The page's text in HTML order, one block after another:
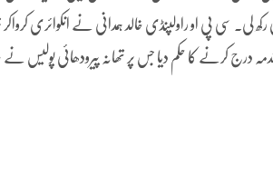
لی۔ سی پی او راولپنڈی خالد ہمدانی نے انکوائری
درج کرنے کا حکم دیا جس پر تھانہ پیرودھائی